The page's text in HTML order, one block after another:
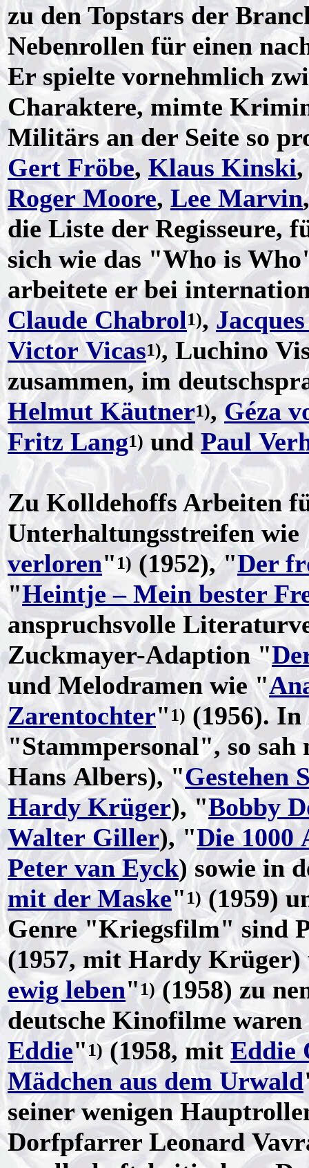
zu den Topstars der
Nebenrollen für einen
Er spielte vornehmlich
Charaktere, mimte
Militärs an der Seite so
Gert Fröbe, Klaus Kinski,
Roger Moore, Lee Marvin
die Liste der Regisseure,
sich wie das "Who is
arbeitete er bei
Claude Chabrol1),
Victor Vicas1), Luchino
zusammen, im
Helmut Käutner1),Géza
Fritz Lang1) undPaul
Zu Kolldehoffs Arbeiten
Unterhaltungsstreifen
verloren"1) (1952), "Der
"Heintje – Mein bester
anspruchsvolle
Zuckmayer-Adaption "
und Melodramen wie "
Zarentochter" 1) (1956).
"Stammpersonal", so
Hans Albers), "Gestehen
Hardy Krüger), "Bobby
Walter Giller), "Die 1000
Peter van Eyck) sowie in
mit der Maske" 1)(1959)
Genre "Kriegsfilm" sind
(1957, mit Hardy
ewig leben"1)(1958) zu
deutsche Kinofilme
Eddie"1)(1958, mitEddie
Mädchen aus dem Urwald
seiner wenigen
Dorfpfarrer Leonard